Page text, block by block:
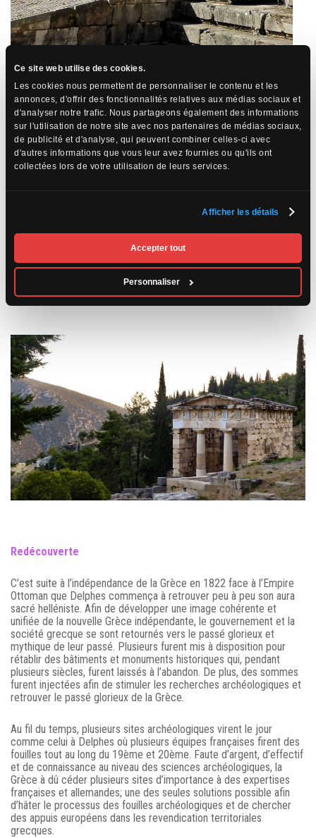
Ce site web utilise des cookies.
Les cookies nous permettent de personnaliser le contenu et les
annonces, d'offrir des fonctionnalités relatives aux médias sociaux et
d'analyser notre trafic. Nous partageons également des informations
sur l'utilisation de notre site avec nos partenaires de médias sociaux,
de publicité et d'analyse, qui peuvent combiner celles-ci avec
d'autres informations que vous leur avez fournies ou qu'ils ont
collectées lors de votre utilisation de leurs services.
Afficher les détails
Accepter tout
Personnaliser
Delphes au fil du temps
Avec le temps, le site de Delphes fut fréquenté et visité par les
plus grands du monde antique. Plusieurs différentes sociétés
érigèrent des monuments en l’honneur d’Apollon et en
commémoration de Delphes. Des jeux sportifs s’y tenaient qu’on
en importance plus grandes sont les chances qu’il soit ravagé par
Jésus-Christ et des Gaulois en 279 de notre ère. C’est avec
l’arrivée du Christianisme et de l’Empereur romain Théodose 1er
(379-395) que Delphes perdit toute sa grandeur sacrée puisque
toutes activités considérées hérétiques furent interdites. Delphes
s’évapora tranquillement dans les esprits des Européens jusqu’à sa
redécouverte au 19 siècle.
Redécouverte
C’est suite à l’indépendance de la Grèce en 1822 face à l’Empire
Ottoman que Delphes commença à retrouver peu à peu son aura
sacré helléniste. Afin de développer une image cohérente et
unifiée de la nouvelle Grèce indépendante, le gouvernement et la
société grecque se sont retournés vers le passé glorieux et
mythique de leur passé. Plusieurs furent mis à disposition pour
rétablir des bâtiments et monuments historiques qui, pendant
plusieurs siècles, furent laissés à l’abandon. De plus, des sommes
furent injectées afin de stimuler les recherches archéologiques et
retrouver le passé glorieux de la Grèce.
Au fil du temps, plusieurs sites archéologiques virent le jour
comme celui à Delphes où plusieurs équipes françaises firent des
fouilles tout au long du 19ème et 20ème. Faute d’argent, d’effectif
et de connaissance au niveau des sciences archéologiques, la
Grèce à dû céder plusieurs sites d’importance à des expertises
françaises et allemandes; une des seules solutions possible afin
d’hâter le processus des fouilles archéologiques et de chercher
des appuis européens dans les revendication territoriales
grecques.